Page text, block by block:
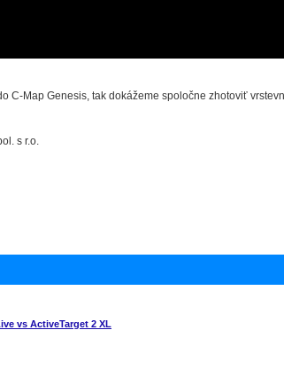
C-Map Genesis, tak dokážeme spoločne zhotoviť
s r.o.
vs ActiveTarget 2 XL